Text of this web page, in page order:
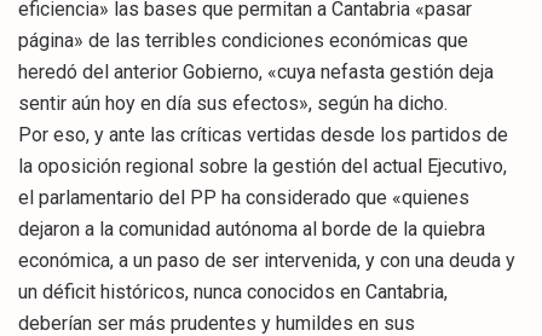
eficiencia» las bases que permitan a Cantabria «pasar
página» de las terribles condiciones económicas que
heredó del anterior Gobierno, «cuya nefasta gestión deja
sentir aún hoy en día sus efectos», según ha dicho.
Por eso, y ante las críticas vertidas desde los partidos de
la oposición regional sobre la gestión del actual Ejecutivo,
el parlamentario del PP ha considerado que «quienes
dejaron a la comunidad autónoma al borde de la quiebra
económica, a un paso de ser intervenida, y con una deuda y
un déficit históricos, nunca conocidos en Cantabria,
deberían ser más prudentes y humildes en sus